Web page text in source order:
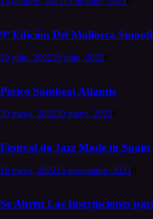
9ª Edición Del Mallorca
29 julio, 202229 julio, 2022
Perico Sambeat Atlantis
30 mayo, 202230 mayo, 2022
Festival de Jazz Made in Spain
18 mayo, 202215 noviembre, 2022
Se Abren Las Inscripciones